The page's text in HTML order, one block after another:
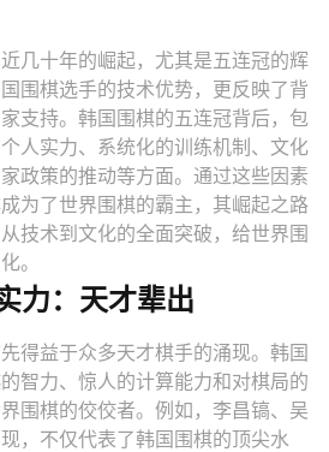
几十年的崛起，尤其是五连冠的辉
围棋选手的技术优势，更反映了背
支持。韩国围棋的五连冠背后，包
人实力、系统化的训练机制、文化
政策的推动等方面。通过这些因素
为了世界围棋的霸主，其崛起之路
技术到文化的全面突破，给世界围
。
力：天才辈出
得益于众多天才棋手的涌现。韩国
智力、惊人的计算能力和对棋局的
围棋的佼佼者。例如，李昌镐、吴
，不仅代表了韩国围棋的顶尖水